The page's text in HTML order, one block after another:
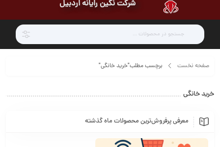
شرکت نگین رایانه اردبیل
صفحه نخست برچسب مطلب"خرید خانگی"
خرید خانگی
معرفی پرفروش‌ترین محصولات ماه گذشته